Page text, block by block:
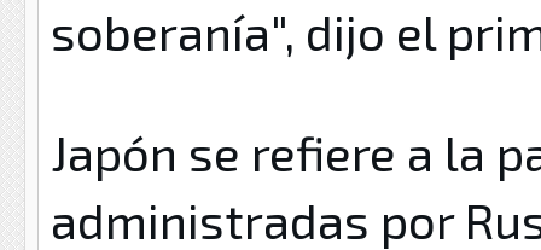
soberanía", dijo el
Japón se refiere a la
administradas por